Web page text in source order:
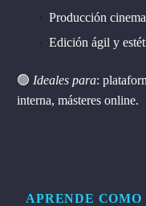
Producción
Edición ágil y
🟢 Ideales para:
interna, másteres online.
APRENDE